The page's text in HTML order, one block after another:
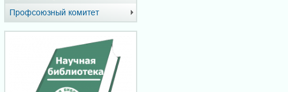
Профсоюзный комитет